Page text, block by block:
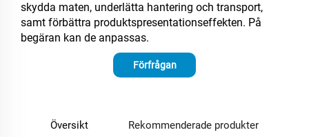
skydda maten, underlätta hantering och transport,
samt förbättra produktspresentationseffekten. På
begäran kan de anpassas.
Förfrågan
Översikt Rekommenderade produkter